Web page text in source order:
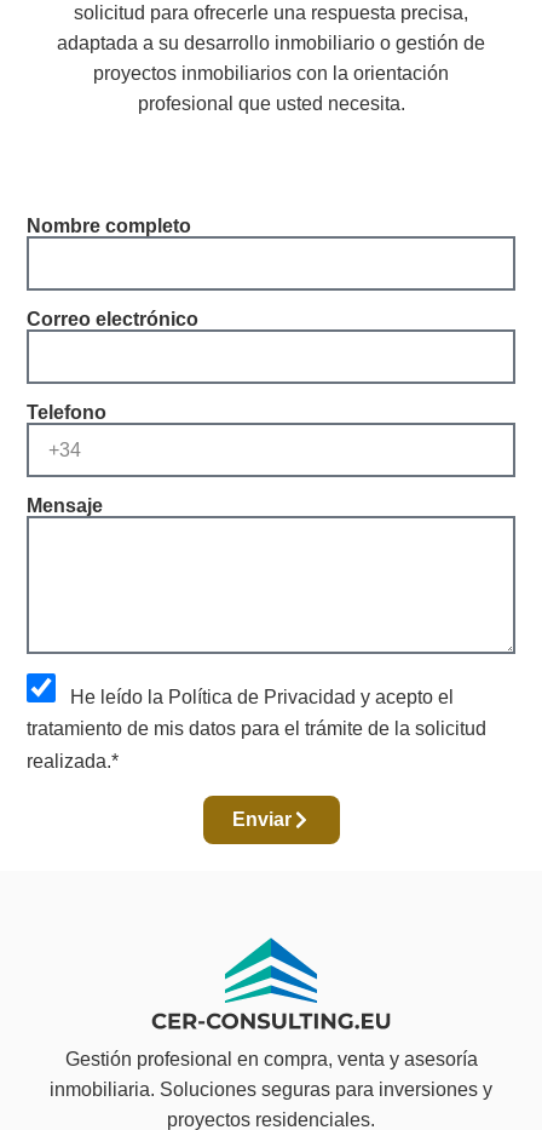
solicitud para ofrecerle una respuesta precisa,
adaptada a su desarrollo inmobiliario o gestión de
proyectos inmobiliarios con la orientación
profesional que usted necesita.
Nombre completo
Correo electrónico
Telefono
Mensaje
He leído la Política de Privacidad y acepto el
tratamiento de mis datos para el trámite de la solicitud
realizada.*
Enviar
Gestión profesional en compra, venta y asesoría
inmobiliaria. Soluciones seguras para inversiones y
proyectos residenciales.